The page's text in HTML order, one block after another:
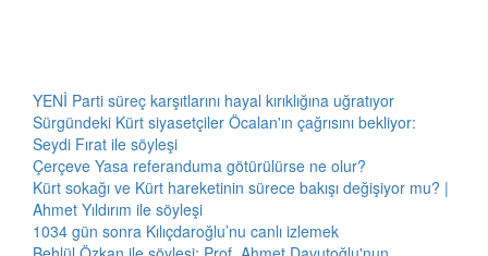
YENİ Parti süreç karşıtlarını hayal kırıklığına uğratıyor
Sürgündeki Kürt siyasetçiler Öcalan'ın çağrısını bekliyor:
Seydi Fırat ile söyleşi
Çerçeve Yasa referanduma götürülürse ne olur?
Kürt sokağı ve Kürt hareketinin sürece bakışı değişiyor mu? |
Ahmet Yıldırım ile söyleşi
1034 gün sonra Kılıçdaroğlu’nu canlı izlemek